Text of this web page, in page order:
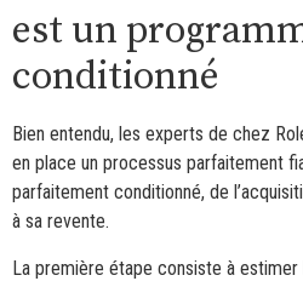
est un
conditionné
Bien entendu, les experts de chez
en place un processus parfaitement
parfaitement conditionné, de
à sa revente.
La première étape consiste à estimer